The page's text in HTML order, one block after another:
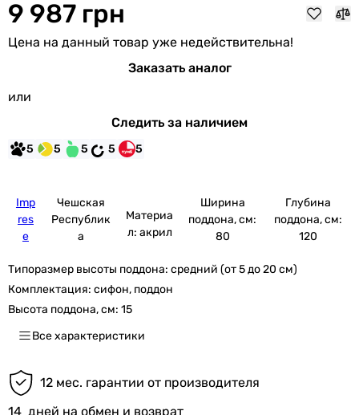
9 987 грн
Цена на данный товар уже недействительна!
Заказать аналог
или
Следить за наличием
5 5 5 5 5
Imp
res
e
Чешская
Республик
а
Материа
л: акрил
Ширина
поддона, см:
80
Глубина
поддона, см:
120
Типоразмер высоты поддона: средний (от 5 до 20 см)
Комплектация: сифон, поддон
Высота поддона, см: 15
Все характеристики
12 мес. гарантии от производителя
14 дней на обмен и возврат